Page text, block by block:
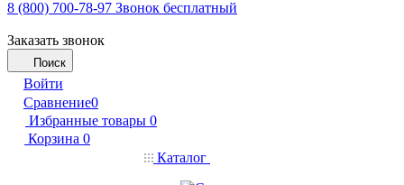
8 (800) 700-78-97 Звонок бесплатный
Заказать звонок
Поиск
Войти
Сравнение0
Избранные товары 0
Корзина 0
Каталог